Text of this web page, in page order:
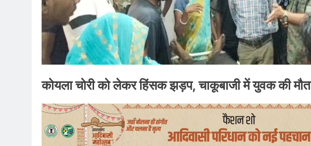
कोयला चोरी को लेकर हिंसक झड़प, चाकूबाजी में युवक की मौत